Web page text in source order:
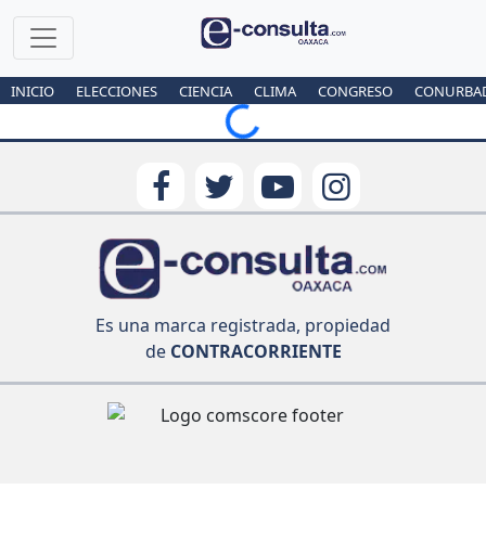
INICIO ELECCIONES CIENCIA CLIMA CONGRESO
Loading...
Es una marca registrada, propiedad
deCONTRACORRIENTE